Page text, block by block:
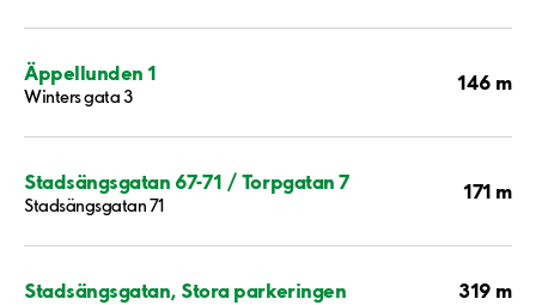
Äppellunden 1
Winters gata 3
146 m
Stadsängsgatan 67-71 / Torpgatan 7
Stadsängsgatan 71
171 m
Stadsängsgatan, Stora parkeringen 319 m